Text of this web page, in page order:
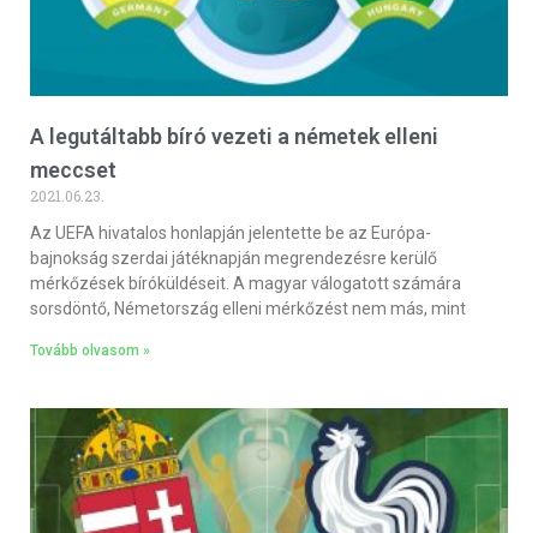
A legutáltabb bíró vezeti a németek elleni
meccset
2021.06.23.
Az UEFA hivatalos honlapján jelentette be az Európa-
bajnokság szerdai játéknapján megrendezésre kerülő
mérkőzések bíróküldéseit. A magyar válogatott számára
sorsdöntő, Németország elleni mérkőzést nem más, mint
Tovább olvasom »